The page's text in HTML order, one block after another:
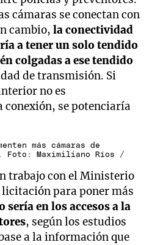
cámaras se conectan con
cambio, la conectividad
a tener un solo tendido
colgadas a ese tendido
de transmisión. Si
no es
se potenciaría
más cámaras de
Foto: Maximiliano Ríos /
trabajo con el Ministerio
para poner más
sería en los accesos a la
, según los estudios
a la información que